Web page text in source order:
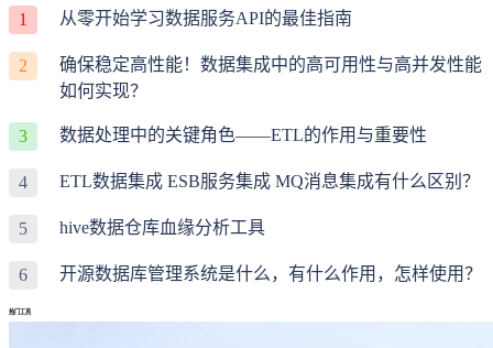
1 从零开始学习数据服务API的最佳指南
2
确保稳定高性能！数据集成中的高可用性与高并发性能
如何实现？
3 数据处理中的关键角色——ETL的作用与重要性
4 ETL数据集成 ESB服务集成 MQ消息集成有什么区别？
5 hive数据仓库血缘分析工具
6 开源数据库管理系统是什么，有什么作用，怎样使用？
热门工具